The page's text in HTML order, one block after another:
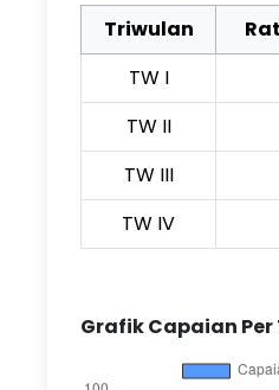
Triwulan
TW I
TW II
TW III
TW IV
Grafik Capaian